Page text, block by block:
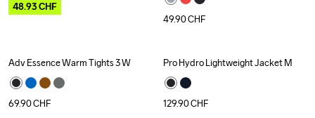
48.93CHF
49.90CHF
Adv Essence Warm Tights 3 W
69.90CHF
Pro Hydro Lightweight Jacket M
129.90CHF